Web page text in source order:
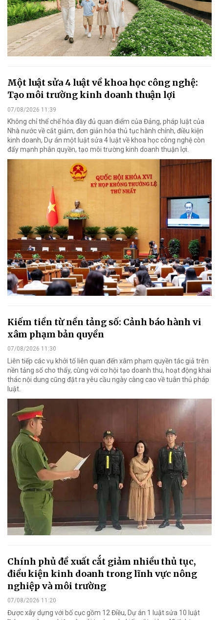
Một luật sửa 4 luật về khoa học công nghệ:
Tạo môi trường kinh doanh thuận lợi
07/08/2026 11:39
Không chỉ thể chế hóa đầy đủ quan điểm của Đảng, pháp luật của
Nhà nước về cắt giảm, đơn giản hóa thủ tục hành chính, điều kiện
kinh doanh, Dự án một luật sửa 4 luật về khoa học công nghệ còn
đẩy mạnh phân quyền, tạo môi trường kinh doanh thuận lợi.
Kiếm tiền từ nền tảng số: Cảnh báo hành vi
xâm phạm bản quyền
07/08/2026 11:30
Liên tiếp các vụ khởi tố liên quan đến xâm phạm quyền tác giả trên
nền tảng số cho thấy, cùng với cơ hội tạo doanh thu, hoạt động khai
thác nội dung cũng đặt ra yêu cầu ngày càng cao về tuân thủ pháp
luật.
Chính phủ đề xuất cắt giảm nhiều thủ tục,
điều kiện kinh doanh trong lĩnh vực nông
nghiệp và môi trường
07/08/2026 11:20
Được xây dựng với bố cục gồm 12 Điều, Dự án 1 luật sửa 10 luật